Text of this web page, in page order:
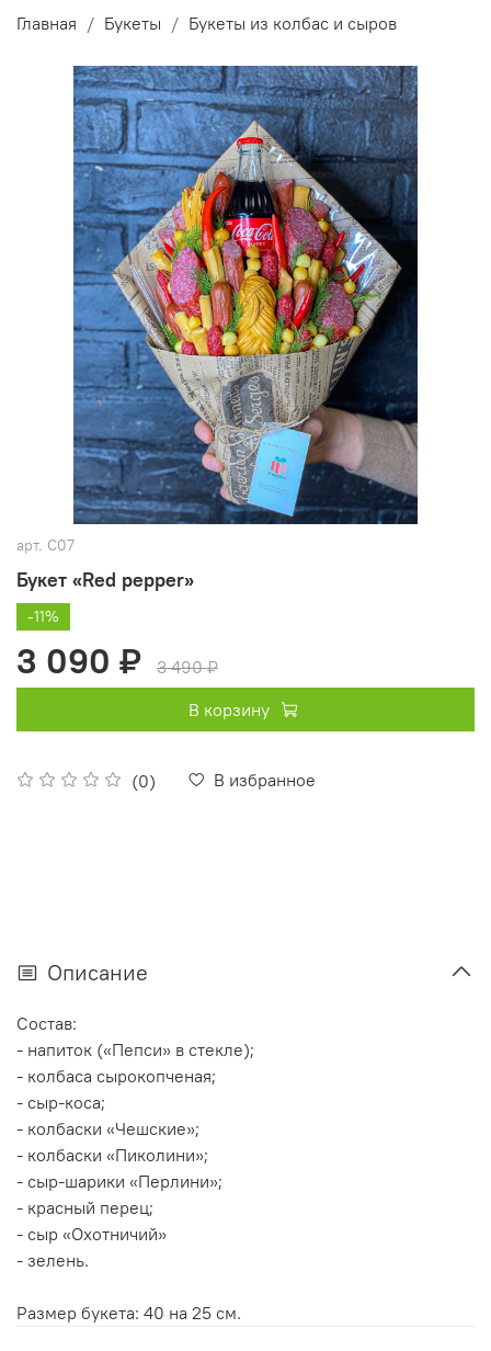
Главная Букеты Букеты из колбас и сыров
арт. С07
Букет «Red pepper»
(0) В избранное
-11%
3 090 ₽
3 490 ₽
В корзину
Описание
Состав:
- напиток («Пепси» в стекле);
- колбаса сырокопченая;
- сыр-коса;
- колбаски «Чешские»;
- колбаски «Пиколини»;
- сыр-шарики «Перлини»;
- красный перец;
- сыр «Охотничий»
- зелень.
Размер букета: 40 на 25 см.